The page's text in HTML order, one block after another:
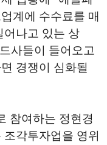
계에 수수료를 매
어나고 있는 상
사들이 들어오고
경쟁이 심화될
참여하는 정현경
각투자업을 영위